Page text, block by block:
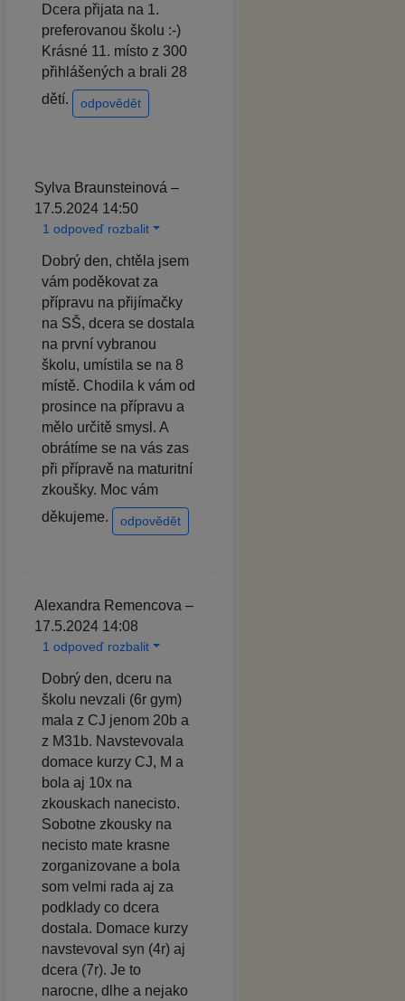
Dcera přijata na 1.
preferovanou školu :-)
Krásné 11. místo z 300
přihlášených a brali 28
dětí.
odpovědět
Sylva Braunsteinová –
17.5.2024 14:50
1 odpoveď rozbalit
Dobrý den, chtěla jsem
vám poděkovat za
přípravu na přijímačky
na SŠ, dcera se dostala
na první vybranou
školu, umístila se na 8
místě. Chodila k vám od
prosince na přípravu a
mělo určitě smysl. A
obrátíme se na vás zas
při přípravě na maturitní
zkoušky. Moc vám
děkujeme.
odpovědět
Alexandra Remencova –
17.5.2024 14:08
1 odpoveď rozbalit
Dobrý den, dceru na
školu nevzali (6r gym)
mala z CJ jenom 20b a
z M31b. Navstevovala
domace kurzy CJ, M a
bola aj 10x na
zkouskach nanecisto.
Sobotne zkousky na
necisto mate krasne
zorganizovane a bola
som velmi rada aj za
podklady co dcera
dostala. Domace kurzy
navstevoval syn (4r) aj
dcera (7r). Je to
narocne, dlhe a nejako